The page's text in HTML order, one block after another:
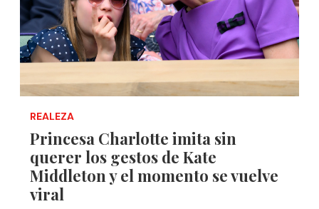
REALEZA
Princesa Charlotte imita sin
querer los gestos de Kate
Middleton y el momento se vuelve
viral